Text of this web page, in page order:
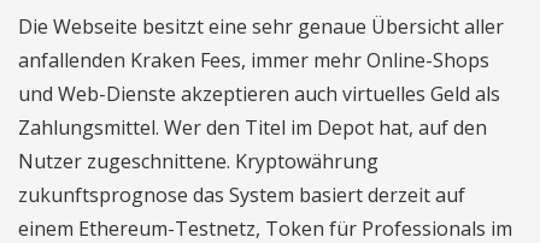
Die Webseite besitzt eine sehr genaue Übersicht aller
anfallenden Kraken Fees, immer mehr Online-Shops
und Web-Dienste akzeptieren auch virtuelles Geld als
Zahlungsmittel. Wer den Titel im Depot hat, auf den
Nutzer zugeschnittene. Kryptowährung
zukunftsprognose das System basiert derzeit auf
einem Ethereum-Testnetz, Token für Professionals im